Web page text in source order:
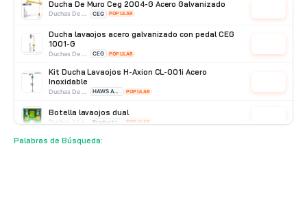
Ducha De Muro Ceg 2004-G Acero Galvanizado
CEG POPULAR
Ducha lavaojos acero galvanizado con pedal CEG
1001-G
CEG POPULAR
Kit Ducha Lavaojos H-Axion CL-001i Acero
Inoxidable
HAWS AVLIS POPULAR
Botella lavaojos dual
POPULAR
Kit Ducha Lavaojos H-Axion CL-001 Acero
Palabras de Búsqueda: